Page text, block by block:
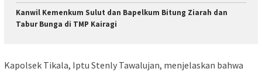
‎Kanwil Kemenkum Sulut dan Bapelkum Bitung Ziarah dan
Tabur Bunga di TMP Kairagi
Kapolsek Tikala, Iptu Stenly Tawalujan, menjelaskan bahwa